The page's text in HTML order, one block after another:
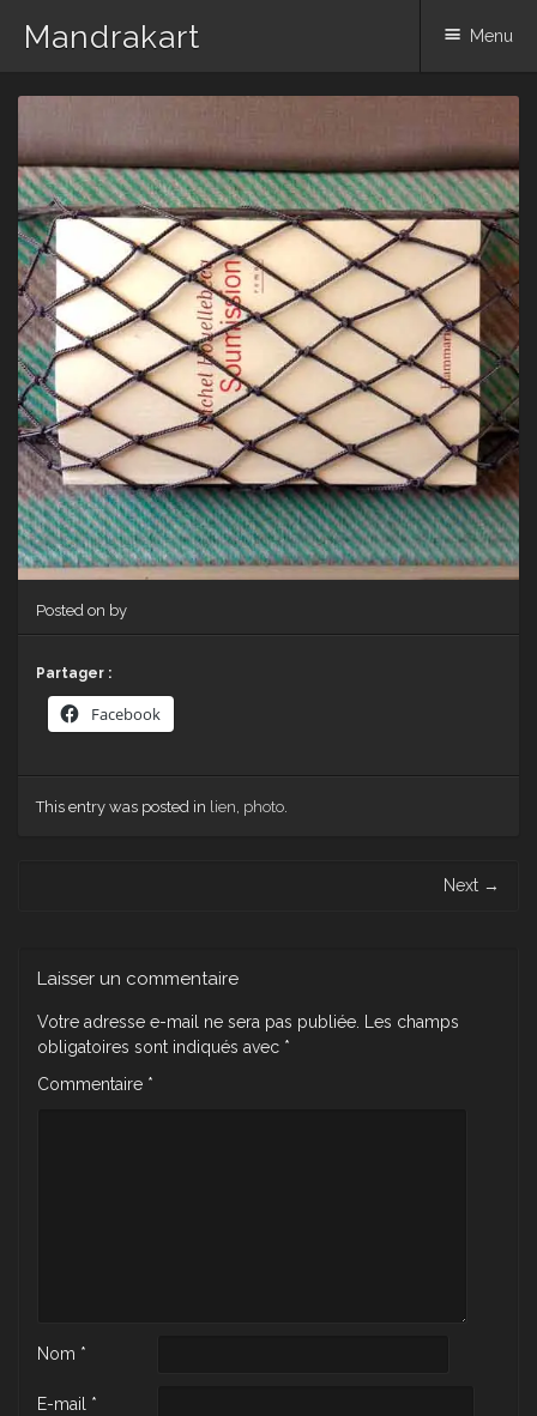
Mandrakart Menu
Posted on by
Partager :
Facebook
This entry was posted in lien, photo.
Next →
Laisser un commentaire
Votre adresse e-mail ne sera pas publiée.
Les champs
obligatoires sont indiqués avec *
Commentaire *
Nom *
E-mail *